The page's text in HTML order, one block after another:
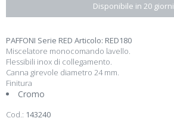
Disponibile in 20 giorni
PAFFONI Serie RED Articolo: RED180
Miscelatore monocomando lavello.
Flessibili inox di collegamento.
Canna girevole diametro 24 mm.
Finitura
Cromo
Cod.: 143240